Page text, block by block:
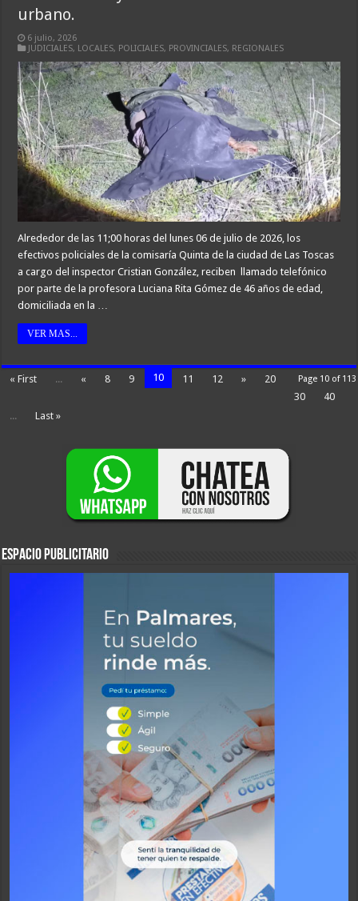
urbano.
6 julio, 2026
JUDICIALES, LOCALES, POLICIALES, PROVINCIALES, REGIONALES
Alrededor de las 11;00 horas del lunes 06 de julio de 2026, los
efectivos policiales de la comisaría Quinta de la ciudad de Las Toscas
a cargo del inspector Cristian González, reciben llamado telefónico
por parte de la profesora Luciana Rita Gómez de 46 años de edad,
domiciliada en la …
VER MAS...
Page 10 of 113
« First ... « 8 9 10 11 12 »
20
30
40
...
Last »
ESPACIO PUBLICITARIO